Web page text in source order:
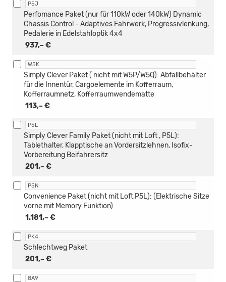
P5J
937,– €
Perfomance Paket (nur für 110kW oder 140kW) Dynamic
Chassis Control - Adaptives Fahrwerk, Progressivlenkung,
Pedalerie in Edelstahloptik 4x4
W5K
113,– €
Simply Clever Paket ( nicht mit W5P/W5Q): Abfallbehälter
für die Innentür, Cargoelemente im Kofferraum,
Kofferraumnetz, Kofferraumwendematte
P5L
201,– €
Simply Clever Family Paket (nicht mit Loft , P5L):
Tablethalter, Klapptische an Vordersitzlehnen, Isofix-
Vorbereitung Beifahrersitz
P5N
1.181,– €
Convenience Paket (nicht mit Loft,P5L): (Elektrische Sitze
vorne mit Memory Funktion)
PK4
201,– €
Schlechtweg Paket
8A9